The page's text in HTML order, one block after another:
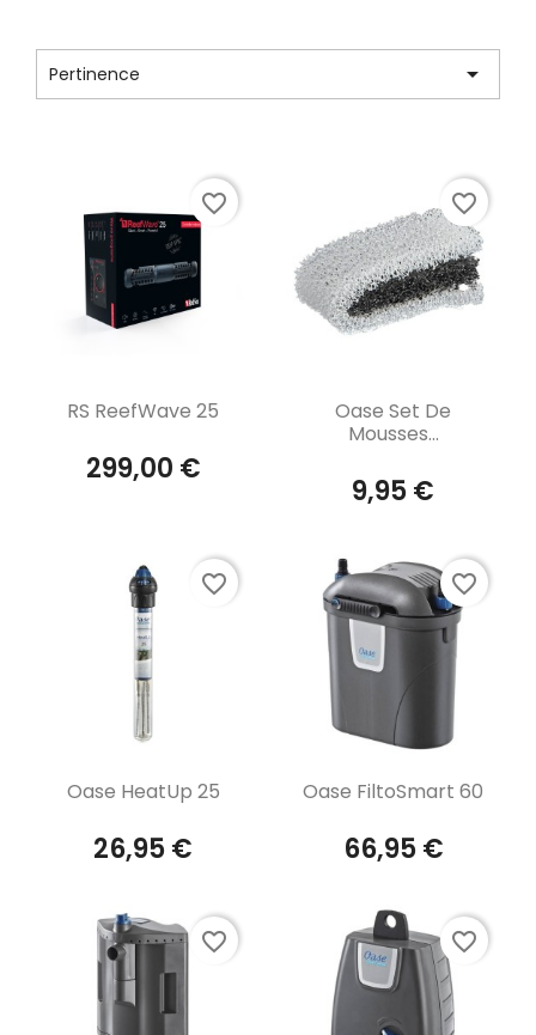
Pertinence 
Aperçu rapide
RS ReefWave 25
299,00 €
favorite_border
Aperçu rapide
Oase Set De
Mousses...
9,95 €
favorite_border
Aperçu rapide
Oase HeatUp 25
26,95 €
favorite_border
Aperçu rapide
Oase FiltoSmart 60
66,95 €
favorite_border
favorite_border favorite_border